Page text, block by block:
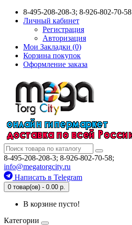
8-495-208-208-3; 8-926-802-70-58
Личный кабинет
Регистрация
Авторизация
Мои Закладки (0)
Корзина покупок
Оформление заказа
8-495-208-208-3; 8-926-802-70-58;
info@megatorgcity.ru
Написать в Telegram
0 товар(ов) - 0.00 р.
В корзине пусто!
Категории